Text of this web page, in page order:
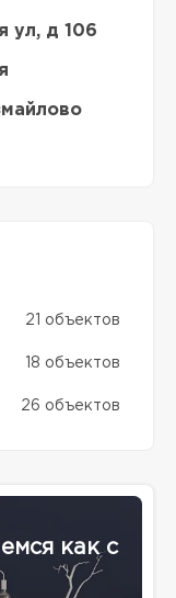
ул, д 106
21 объектов
18 объектов
26 объектов
как с